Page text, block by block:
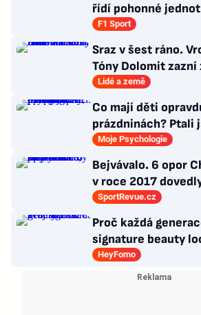
řídí pohonné
Tombazise by to
F1 Sport
Sraz v šest ráno.
Tóny Dolomit zazní
3000 metrech
Lidé a země
Co mají děti
prázdninách? Ptali
psycholožky,
pedagogů
Moje Psychologie
Bejvávalo. 6 opor
v roce 2017
semifinále play-off
SportRevue.cz
Proč každá
signature beauty
HeyFomo